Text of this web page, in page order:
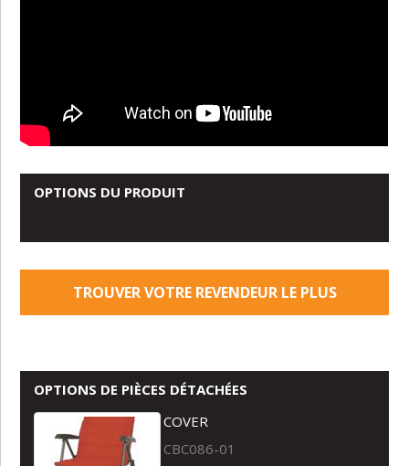
OPTIONS DU PRODUIT
TROUVER VOTRE REVENDEUR LE PLUS
OPTIONS DE PIÈCES DÉTACHÉES
COVER
CBC086-01